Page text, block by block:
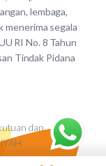
lembaga,
menerima segala
RI No. 8 Tahun
Tindak Pidana
dan